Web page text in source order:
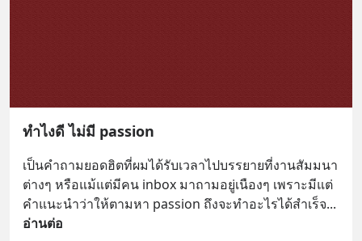
ทำไงดี ไม่มี passion
เป็นคำถามยอดฮิตที่ผมได้รับเวลาไปบรรยายที่งานสัมมนา
ต่างๆ หรือแม้แต่มีคน inbox มาถามอยู่เนืองๆ เพราะมีแต่
คำแนะนำว่าให้ตามหา passion ถึงจะทำอะไรได้สำเร็จ
อ่านต่อ